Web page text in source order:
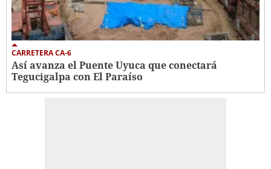
CARRETERA CA-6
Así avanza el Puente Uyuca que conectará
Tegucigalpa con El Paraíso